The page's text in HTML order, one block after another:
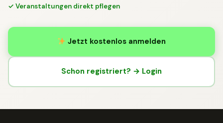
✓ Veranstaltungen direkt pflegen
Jetzt kostenlos anmelden
Schon registriert? → Login